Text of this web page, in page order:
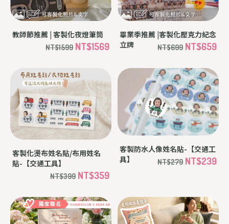
教師節推薦 | 客製化夜燈筆筒
NT$1599 NT$1569
畢業季推薦 |客製化壓克力紀念
立牌
NT$699 NT$659
客製化燙布姓名貼/布用姓名
貼-【交通工具】
NT$399 NT$359
客製防水人像姓名貼-【交通工
具】
NT$279 NT$239